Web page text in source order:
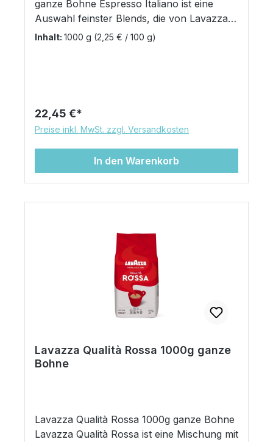
ganze Bohne Espresso Italiano ist eine
Auswahl feinster Blends, die von Lavazza
zu einer harmonischen Gesamtkomposition
Ihrem Belieben zu. Vollautomatengeeignet
gemahlen mit einer Mokkakanne
Filterkaffeemaschine French Press
Kaffeebeutel mit Aromaschutzventil
Intensität: 8 1000g Beutel
Inhalt: 1000 g (2,25 € / 100 g)
Regulärer Preis:
22,45 €
Preise inkl. MwSt. zzgl. Versandkosten
In den Warenkorb
Lavazza Qualità Rossa 1000g ganze
Bohne
Lavazza Qualità Rossa 1000g ganze Bohne
Lavazza Qualità Rossa ist eine Mischung mit